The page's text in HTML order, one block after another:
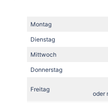
Montag
Dienstag
Mittwoch
Donnerstag
Freitag
oder